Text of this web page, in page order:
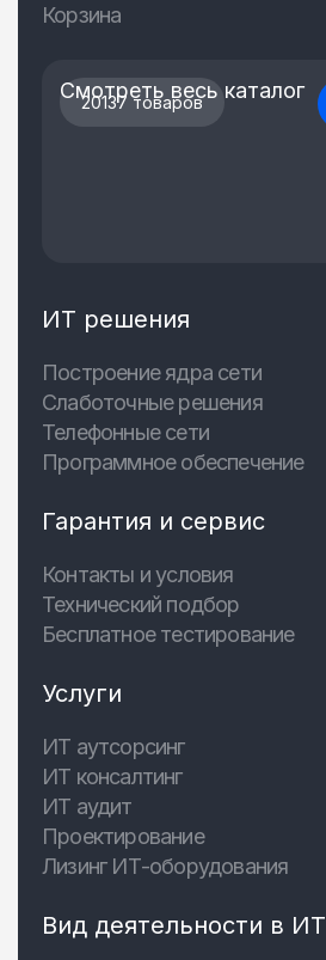
Корзина
20137 товаров
Смотреть весь каталог
ИТ решения
Построение ядра сети
Слаботочные решения
Телефонные сети
Программное обеспечение
Гарантия и сервис
Контакты и условия
Технический подбор
Бесплатное тестирование
Услуги
ИТ аутсорсинг
ИТ консалтинг
ИТ аудит
Проектирование
Лизинг ИТ-оборудования
Вид деятельности в ИТ